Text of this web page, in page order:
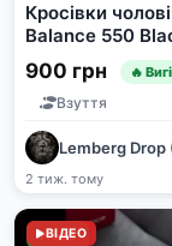
Кросівки
Balance 550
White & Green
900 грн 🔥
Взуття
Lemberg Drop
2 тиж. тому
Нове
ВІДЕО